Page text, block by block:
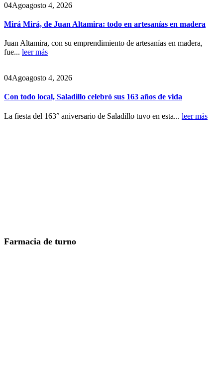
04Agoagosto 4, 2026
Mirá Mirá, de Juan Altamira: todo en artesanías en madera
Juan Altamira, con su emprendimiento de artesanías en madera,
fue... leer más
04Agoagosto 4, 2026
Con todo local, Saladillo celebró sus 163 años de vida
La fiesta del 163° aniversario de Saladillo tuvo en esta... leer más
Farmacia de turno